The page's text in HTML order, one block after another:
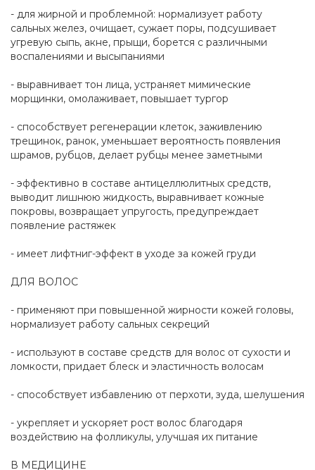
- для жирной и проблемной: нормализует работу
сальных желез, очищает, сужает поры, подсушивает
угревую сыпь, акне, прыщи, борется с различными
воспалениями и высыпаниями
- выравнивает тон лица, устраняет мимические
морщинки, омолаживает, повышает тургор
- способствует регенерации клеток, заживлению
трещинок, ранок, уменьшает вероятность появления
шрамов, рубцов, делает рубцы менее заметными
- эффективно в составе антицеллюлитных средств,
выводит лишнюю жидкость, выравнивает кожные
покровы, возвращает упругость, предупреждает
появление растяжек
- имеет лифтниг-эффект в уходе за кожей груди
ДЛЯ ВОЛОС
- применяют при повышенной жирности кожей головы,
нормализует работу сальных секреций
- используют в составе средств для волос от сухости и
ломкости, придает блеск и эластичность волосам
- способствует избавлению от перхоти, зуда, шелушения
- укрепляет и ускоряет рост волос благодаря
воздействию на фолликулы, улучшая их питание
В МЕДИЦИНЕ